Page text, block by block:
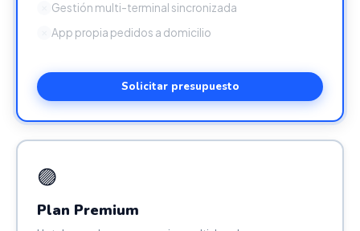
Gestión multi-terminal sincronizada
App propia pedidos a domicilio
Solicitar presupuesto
🟣
Plan Premium